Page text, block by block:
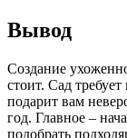
Вывод
Создание
стоит. Сад
подарит вам
год. Главное –
подобрать